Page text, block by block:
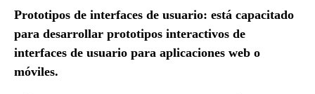
Prototipos de interfaces de usuario: está capacitado
para desarrollar prototipos interactivos de
interfaces de usuario para aplicaciones web o
móviles.